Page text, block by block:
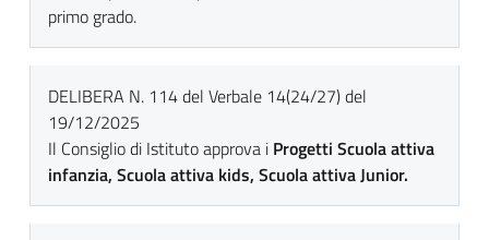
primo grado.
DELIBERA N. 114 del Verbale 14(24/27) del
19/12/2025
Il Consiglio di Istituto approva i Progetti Scuola attiva
infanzia, Scuola attiva kids, Scuola attiva Junior.